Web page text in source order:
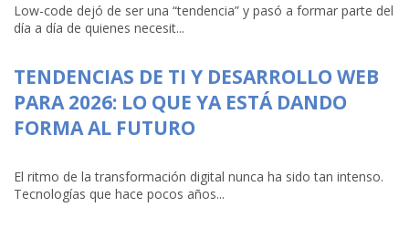
Low-code dejó de ser una “tendencia” y pasó a formar parte del
día a día de quienes necesit...
TENDENCIAS DE TI Y DESARROLLO WEB
PARA 2026: LO QUE YA ESTÁ DANDO
FORMA AL FUTURO
El ritmo de la transformación digital nunca ha sido tan intenso.
Tecnologías que hace pocos años...